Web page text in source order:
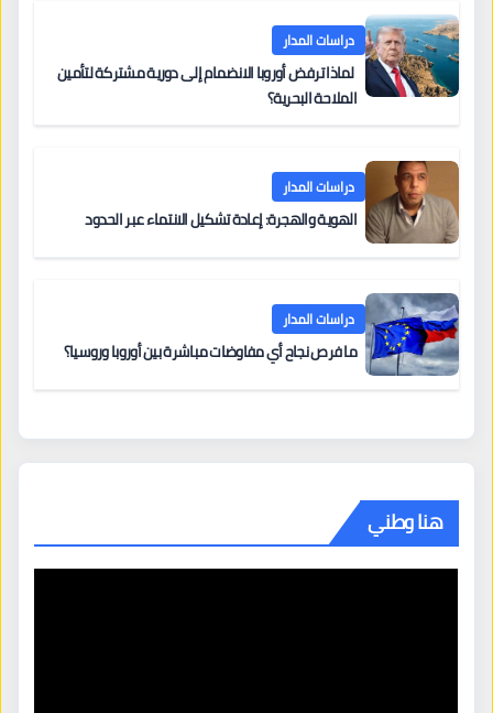
دراسات المدار
لماذا ترفض أوروبا الانضمام إلى دورية مشتركة لتأمين
الملاحة البحرية؟
دراسات المدار
الهوية والهجرة: إعادة تشكيل الانتماء عبر الحدود
دراسات المدار
ما فرص نجاح أي مفاوضات مباشرة بين أوروبا وروسيا؟
هنا وطني